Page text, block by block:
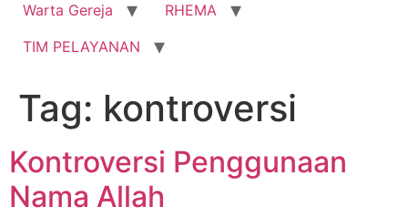
Warta Gereja
RHEMA
TIM PELAYANAN
Tag: kontroversi
Kontroversi Penggunaan
Nama Allah